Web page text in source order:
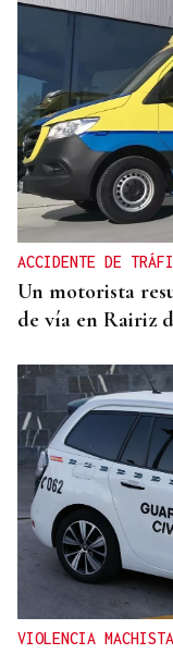
ACCIDENTE DE
Un motorista
de vía en Rairiz
VIOLENCIA MACHISTA